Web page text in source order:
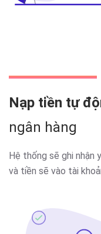
Nạp tiền tự
ngân hàng
Hệ thống sẽ ghi nhận
và tiền sẽ vào tài